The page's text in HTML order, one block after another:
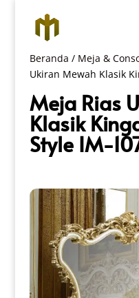
Beranda / Meja &
Ukiran Mewah Klasik
Meja Rias
Klasik
Style IM-